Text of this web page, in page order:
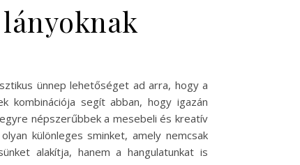
ünnep lehetőséget ad arra, hogy a
kombinációja segít abban, hogy igazán
népszerűbbek a mesebeli és kreatív
különleges sminket, amely nemcsak
alakítja, hanem a hangulatunkat is